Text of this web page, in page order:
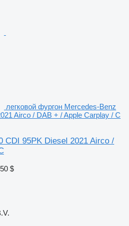
легковой фургон Mercedes-Benz
Airco / DAB + / Apple Carplay / C
CDI 95PK Diesel 2021 Airco /
$